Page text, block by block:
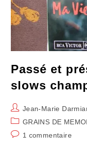
Passé et
slows
Auteur/autrice
de
publication :
Jean-Marie
Post
category:
GRAINS DE
Commentaires
1 commentaire